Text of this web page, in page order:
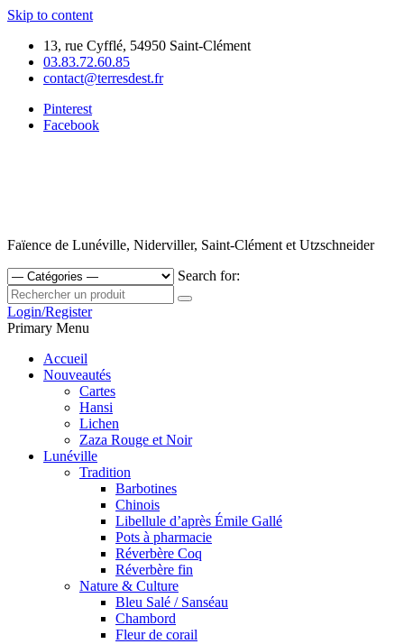
Skip to content
13, rue Cyfflé, 54950 Saint-Clément
03.83.72.60.85
contact@terresdest.fr
Pinterest
Facebook
Faïence de Lunéville, Niderviller, Saint-Clément et Utzschneider
Search for:
Login/Register
Primary Menu
Accueil
Nouveautés
Cartes
Hansi
Lichen
Zaza Rouge et Noir
Lunéville
Tradition
Barbotines
Chinois
Libellule d’après Émile Gallé
Pots à pharmacie
Réverbère Coq
Réverbère fin
Nature & Culture
Bleu Salé / Sanséau
Chambord
Fleur de corail